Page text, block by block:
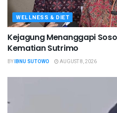
WELLNESS & DIET
Kejagung Menanggapi
Kematian Sutrimo
BYIBNU SUTOWO AUGUST 8, 2026